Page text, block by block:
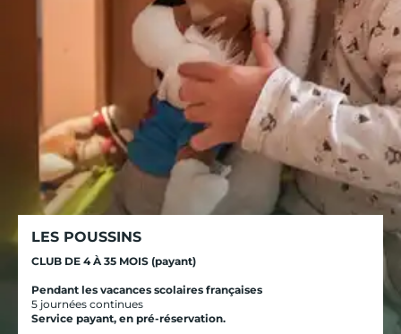
LES POUSSINS
CLUB DE 4 À 35 MOIS (payant)
Pendant les vacances scolaires françaises
5 journées continues
Service payant, en pré-réservation.